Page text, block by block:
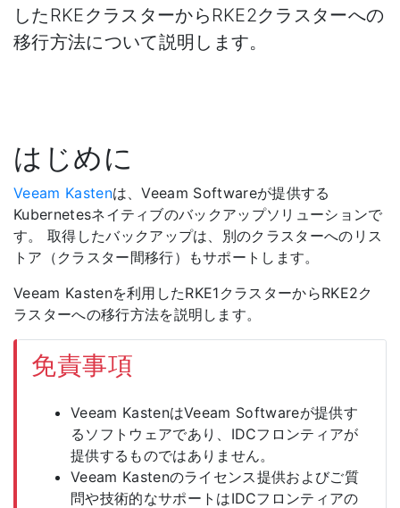
したRKEクラスターからRKE2クラスターへの
移行方法について説明します。
はじめに
Veeam Kastenは、Veeam Softwareが提供する
Kubernetesネイティブのバックアップソリューションで
す。 取得したバックアップは、別のクラスターへのリス
トア（クラスター間移行）もサポートします。
Veeam Kastenを利用したRKE1クラスターからRKE2ク
ラスターへの移行方法を説明します。
免責事項
Veeam KastenはVeeam Softwareが提供す
るソフトウェアであり、IDCフロンティアが
提供するものではありません。
Veeam Kastenのライセンス提供およびご質
問や技術的なサポートはIDCフロンティアの